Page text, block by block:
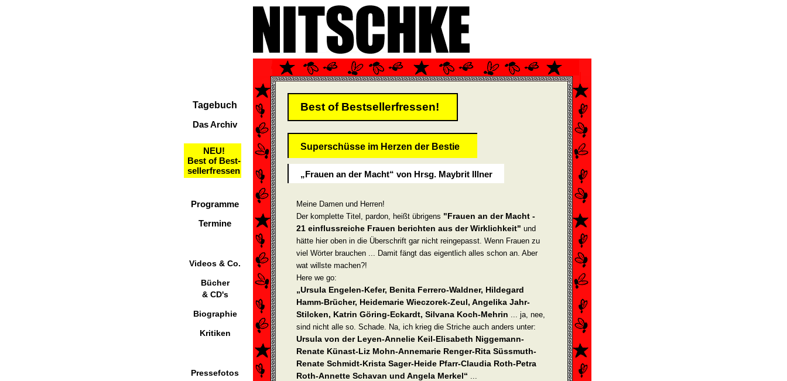
Tagebuch
Das Archiv
NEU!
Best of Best-
sellerfressen
Programme
Termine
Videos & Co.
Bücher
& CD's
Biographie
Kritiken
Pressefotos
Best of Bestsellerfressen!
Superschüsse im Herzen der Bestie
„Frauen an der Macht“ von Hrsg. Maybrit Illner
Meine Damen und Herren!
Der komplette Titel, pardon, heißt übrigens "Frauen an der Macht -
21 einflussreiche Frauen berichten aus der Wirklichkeit" und
hätte hier oben in die Überschrift gar nicht reingepasst. Wenn Frauen zu
viel Wörter brauchen ... Damit fängt das eigentlich alles schon an. Aber
wat willste machen?!
Here we go:
„Ursula Engelen-Kefer, Benita Ferrero-Waldner, Hil­degard
Hamm-Brücher, Heidemarie Wieczorek-Zeul, Angelika Jahr-
Stilcken, Katrin Göring-Eckardt, Silva­na Koch-Mehrin ... ja, nee,
sind nicht alle so. Schade. Na, ich krieg die Striche auch anders unter:
Ursula von der Leyen-Annelie Keil-Elisabeth Niggemann-
Renate Künast-Liz Mohn-Anne­marie Renger-Rita Süssmuth-
Renate Schmidt-Krista Sager-Heide Pfarr-Claudia Roth-Petra
Roth-Annette Schavan und Angela Merkel“ ...